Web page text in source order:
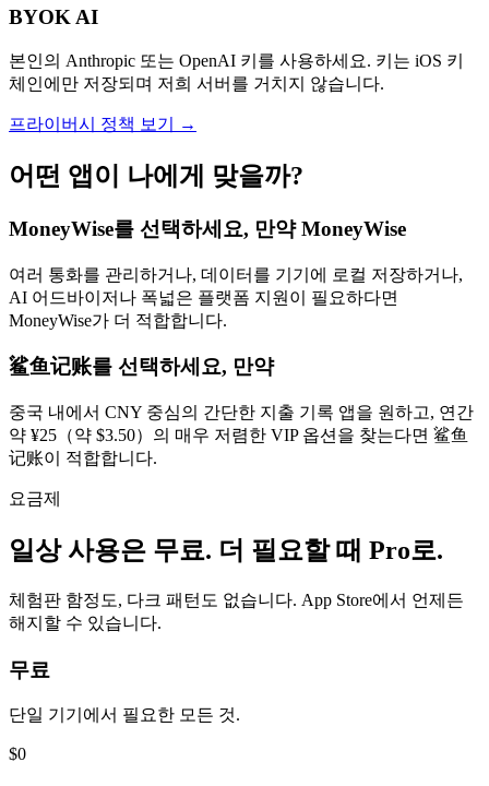
BYOK AI
본인의 Anthropic 또는 OpenAI 키를 사용하세요. 키는 iOS 키
체인에만 저장되며 저희 서버를 거치지 않습니다.
프라이버시 정책 보기 →
어떤 앱이 나에게 맞을까?
MoneyWise를 선택하세요, 만약 MoneyWise
여러 통화를 관리하거나, 데이터를 기기에 로컬 저장하거나,
AI 어드바이저나 폭넓은 플랫폼 지원이 필요하다면
MoneyWise가 더 적합합니다.
鲨鱼记账를 선택하세요, 만약
중국 내에서 CNY 중심의 간단한 지출 기록 앱을 원하고, 연간
약 ¥25（약 $3.50）의 매우 저렴한 VIP 옵션을 찾는다면 鲨鱼
记账이 적합합니다.
요금제
일상 사용은 무료. 더 필요할 때 Pro로.
체험판 함정도, 다크 패턴도 없습니다. App Store에서 언제든
해지할 수 있습니다.
무료
단일 기기에서 필요한 모든 것.
$0